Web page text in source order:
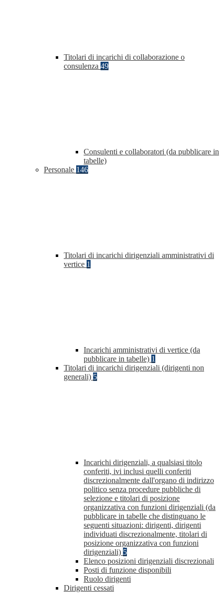
Titolari di incarichi di collaborazione o
consulenza 49
Consulenti e collaboratori (da pubblicare in
tabelle)
Personale 146
Titolari di incarichi dirigenziali amministrativi di
vertice 1
Incarichi amministrativi di vertice (da
pubblicare in tabelle) 1
Titolari di incarichi dirigenziali (dirigenti non
generali) 5
Incarichi dirigenziali, a qualsiasi titolo
conferiti, ivi inclusi quelli conferiti
discrezionalmente dall'organo di indirizzo
politico senza procedure pubbliche di
selezione e titolari di posizione
organizzativa con funzioni dirigenziali (da
pubblicare in tabelle che distinguano le
seguenti situazioni: dirigenti, dirigenti
individuati discrezionalmente, titolari di
posizione organizzativa con funzioni
dirigenziali) 5
Elenco posizioni dirigenziali discrezionali
Posti di funzione disponibili
Ruolo dirigenti
Dirigenti cessati